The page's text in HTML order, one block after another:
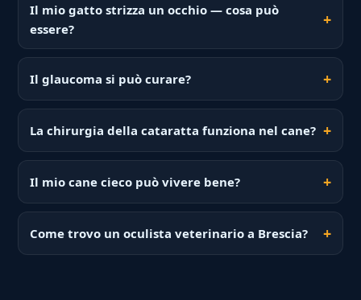
Il mio gatto strizza un occhio — cosa può
essere?
Il glaucoma si può curare?
La chirurgia della cataratta funziona nel cane?
Il mio cane cieco può vivere bene?
Come trovo un oculista veterinario a Brescia?